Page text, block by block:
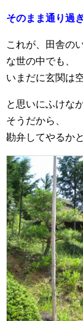
そのまま通り過
これが、田舎の
な世の中でも、
いまだに玄関は
と思いにふけな
そうだから、
勘弁してやるか